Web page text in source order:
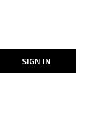
SIGN IN